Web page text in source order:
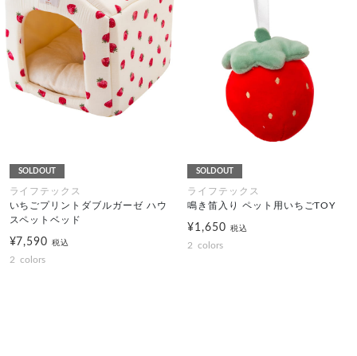
SOLDOUT
ライフテックス
いちごプリントダブルガーゼ ハウ
スペットベッド
¥7,590税込
2 colors
SOLDOUT
ライフテックス
鳴き笛入り ペット用いちごTOY
¥1,650 税込
2 colors